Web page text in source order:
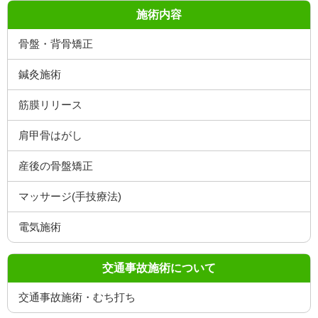
施術内容
骨盤・背骨矯正
鍼灸施術
筋膜リリース
肩甲骨はがし
産後の骨盤矯正
マッサージ(手技療法)
電気施術
交通事故施術について
交通事故施術・むち打ち